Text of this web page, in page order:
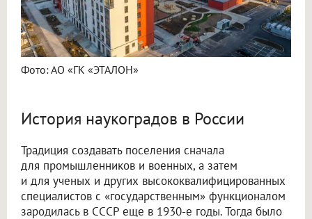
Фото: АО «ГК «ЭТАЛОН»
История наукоградов в России
Традиция создавать поселения сначала
для промышленников и военных, а затем
и для ученых и других высококвалифицированных
специалистов с «государственным» функционалом
зародилась в СССР еще в 1930-е годы. Тогда было